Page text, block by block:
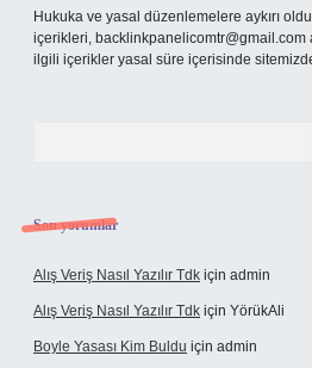
Hukuka ve yasal düzenlemelere aykırı
içerikleri, backlinkpanelicomtr@gmail.com
ilgili içerikler yasal süre içerisinde
Son yorumlar
Alış Veriş Nasıl Yazılır Tdk için admin
Alış Veriş Nasıl Yazılır Tdk için YörükAli
Boyle Yasası Kim Buldu için admin